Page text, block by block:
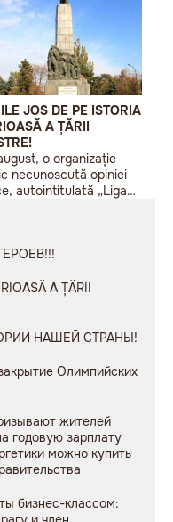
JOS DE PE ISTORIA
A ȚĂRII
o organizație
necunoscută opiniei
autointitulată „Liga
„În Uniunea
A ȚĂRII
НАШЕЙ СТРАНЫ!
Олимпийских
жителей
годовую зарплату
можно купить
бизнес-классом: